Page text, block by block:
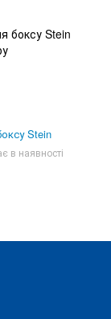
Stein
в наявності